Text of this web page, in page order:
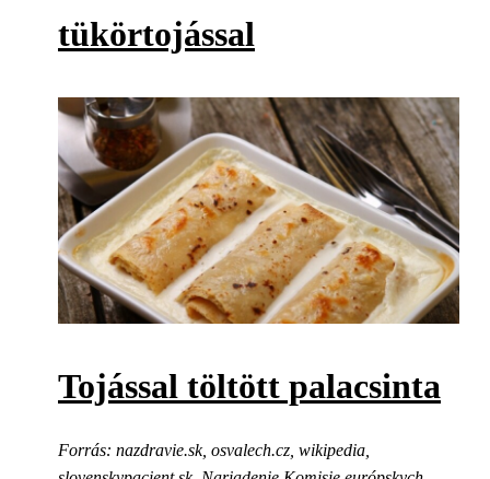
tükörtojással
Tojással töltött palacsinta
Forrás: nazdravie.sk, osvalech.cz, wikipedia,